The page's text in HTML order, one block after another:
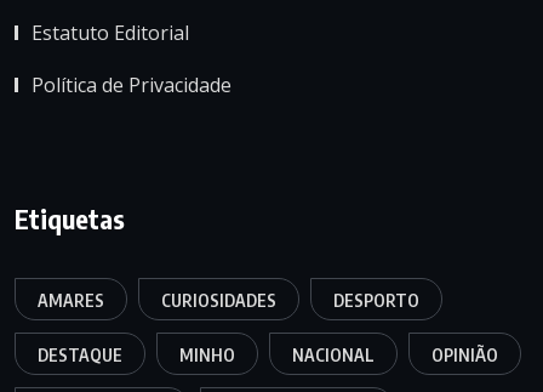
Estatuto Editorial
Política de Privacidade
Etiquetas
AMARES CURIOSIDADES DESPORTO
DESTAQUE MINHO NACIONAL OPINIÃO